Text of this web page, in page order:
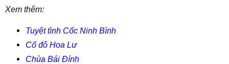
Xem thêm:
Tuyệt tình Cốc Ninh Bình
Cố đô Hoa Lư
Chùa Bái Đính